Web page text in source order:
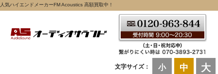
人気ハイエンドメーカーFM Acoustics 高額買取中！
文字サイズ： 小 中 大